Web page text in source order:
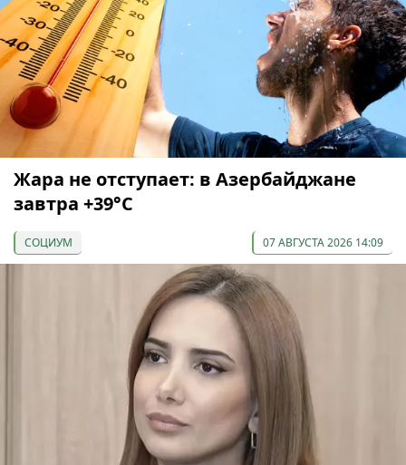
Жара не отступает: в Азербайджане
завтра +39°С
СОЦИУМ 07 АВГУСТА 2026 14:09